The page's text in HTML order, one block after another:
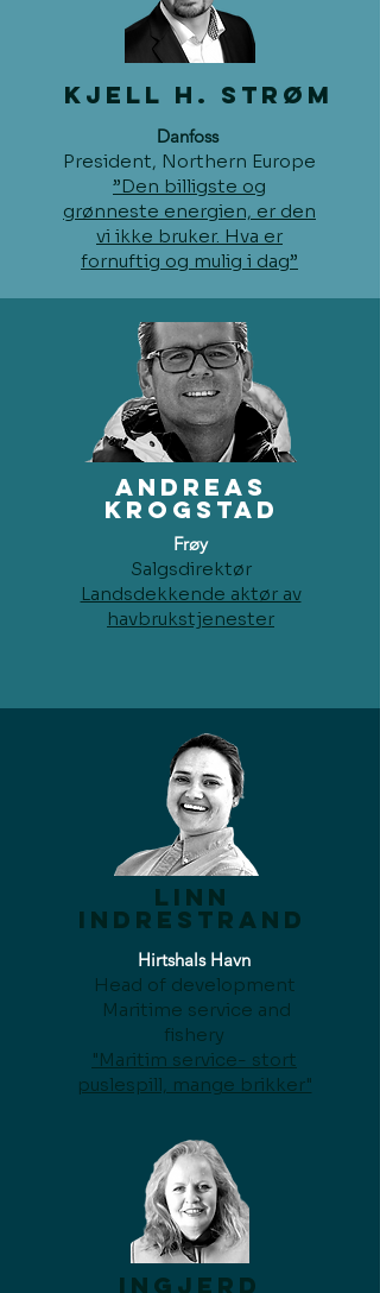
KJELl H. Strøm
Danfoss
President, Northern Europe
”Den billigste og
grønneste energien, er den
vi ikke bruker. Hva er
fornuftig og mulig i dag”
andreas
krogstad
Frøy
Salgsdirektør
Landsdekkende aktør av
havbrukstjenester
Linn
Indrestrand
Hirtshals Havn
Head of development
Maritime service and
fishery
"Maritim service- stort
puslespill, mange brikker"
Ingjerd